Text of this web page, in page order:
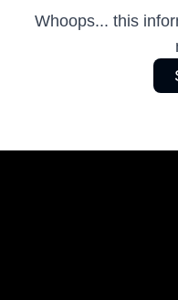
Whoops... this